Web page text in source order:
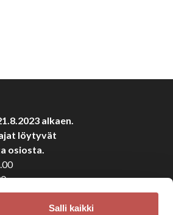
Salli kaikki
alkaen.
löytyvät
osiosta.